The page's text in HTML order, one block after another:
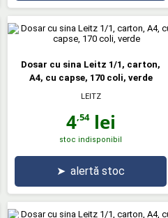
Dosar cu sina Leitz 1/1, carton,
A4, cu capse, 170 coli, verde
LEITZ
4,54lei
stoc indisponibil
➤ alertă stoc